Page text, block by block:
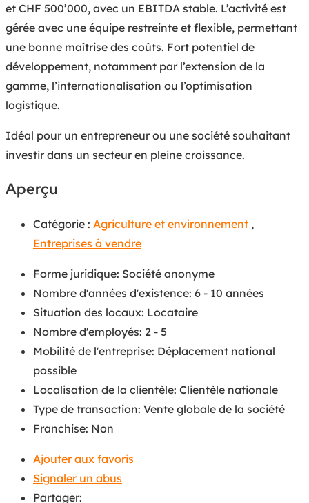
et CHF 500’000, avec un EBITDA stable. L’activité est
gérée avec une équipe restreinte et flexible, permettant
une bonne maîtrise des coûts. Fort potentiel de
développement, notamment par l’extension de la
gamme, l’internationalisation ou l’optimisation
logistique.
Idéal pour un entrepreneur ou une société souhaitant
investir dans un secteur en pleine croissance.
Aperçu
Catégorie : Agriculture et environnement ,
Entreprises à vendre
Forme juridique: Société anonyme
Nombre d'années d'existence: 6 - 10 années
Situation des locaux: Locataire
Nombre d'employés: 2 - 5
Mobilité de l'entreprise: Déplacement national
possible
Localisation de la clientèle: Clientèle nationale
Type de transaction: Vente globale de la société
Franchise: Non
Ajouter aux favoris
Signaler un abus
Partager: